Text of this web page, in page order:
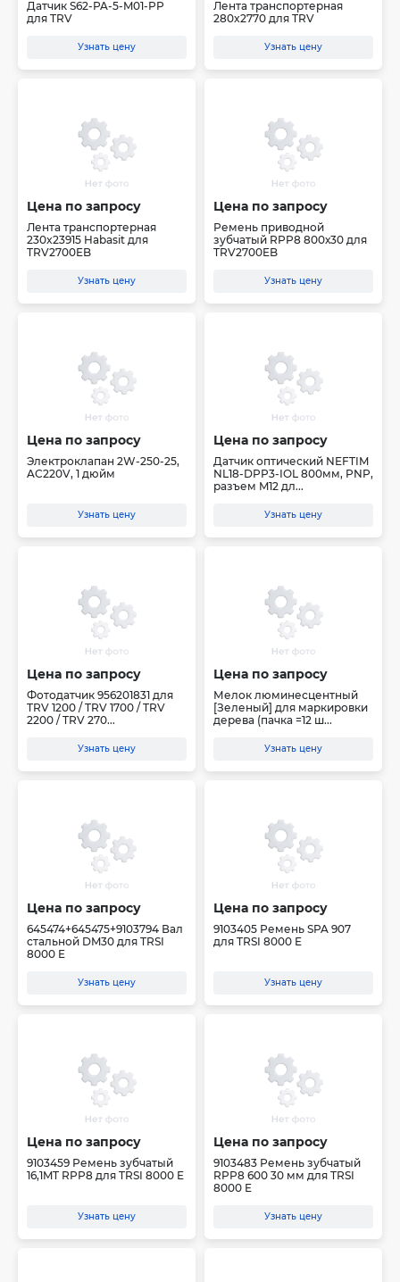
Датчик S62-PA-5-M01-PP
для TRV
Узнать цену
Лента транспортерная
280x2770 для TRV
Узнать цену
Цена по запросу
Лента транспортерная
230x23915 Habasit для
TRV2700EB
Узнать цену
Цена по запросу
Ремень приводной
зубчатый RPP8 800х30 для
TRV2700EB
Узнать цену
Цена по запросу
Электроклапан 2W-250-25,
AC220V, 1 дюйм
Узнать цену
Цена по запросу
Датчик оптический NEFTIM
NL18-DPP3-IOL 800мм, PNP,
разъем M12 дл...
Узнать цену
Цена по запросу
Фотодатчик 956201831 для
TRV 1200 / TRV 1700 / TRV
2200 / TRV 270...
Узнать цену
Цена по запросу
Мелок люминесцентный
[Зеленый] для маркировки
дерева (пачка =12 ш...
Узнать цену
Цена по запросу
645474+645475+9103794 Вал
стальной DM30 для TRSI
8000 E
Узнать цену
Цена по запросу
9103405 Ремень SPA 907
для TRSI 8000 E
Узнать цену
Цена по запросу
9103459 Ремень зубчатый
16,1MT RPP8 для TRSI 8000 E
Узнать цену
Цена по запросу
9103483 Ремень зубчатый
RPP8 600 30 мм для TRSI
8000 E
Узнать цену